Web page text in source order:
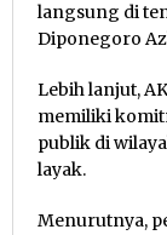
langsung di
Diponegoro
Lebih lanjut,
memiliki
publik di
layak.
Menurutnya,